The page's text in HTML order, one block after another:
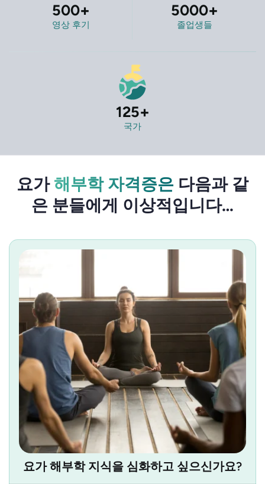
500+
영상 후기
5000+
졸업생들
125+
국가
요가 해부학 자격증은 다음과 같
은 분들에게 이상적입니다…
요가 해부학 지식을 심화하고 싶으신가요?